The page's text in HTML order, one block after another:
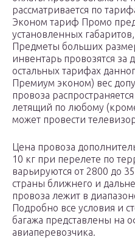
рассматривается по
Эконом тариф Промо
установленных
Предметы больших
инвентарь провозятся за
остальных тарифах
Премиум эконом) вес
провоза
летящий по любому
может провести
Цена провоза
10 кг при перелете по
варьируются от 2800 до
страны ближнего и
провоза лежит в
Подробно все условия и
багажа представлены на
авиаперевозчика.